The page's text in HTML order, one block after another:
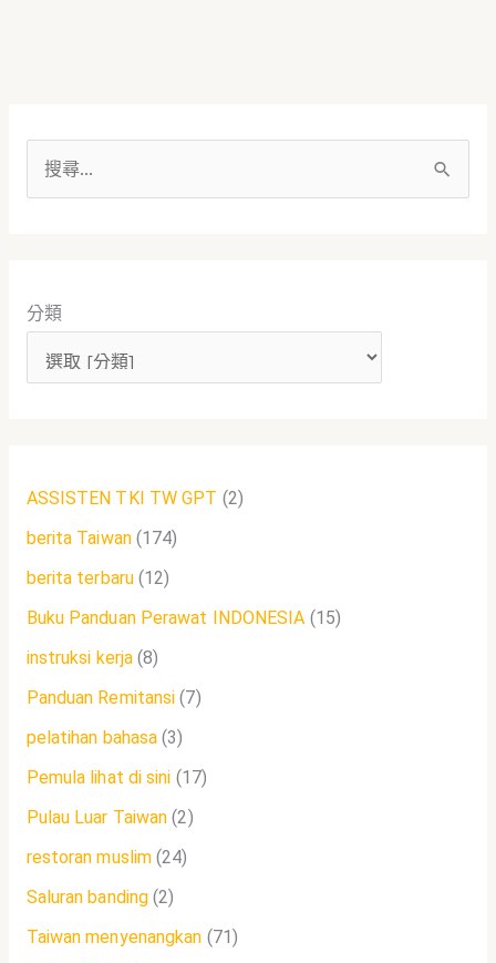
字
分類
ASSISTEN TKI TW GPT (2)
berita Taiwan(174)
berita terbaru(12)
Buku Panduan Perawat INDONESIA (15)
instruksi kerja (8)
Panduan Remitansi (7)
pelatihan bahasa (3)
Pemula lihat di sini (17)
Pulau Luar Taiwan (2)
restoran muslim (24)
Saluran banding (2)
Taiwan menyenangkan (71)